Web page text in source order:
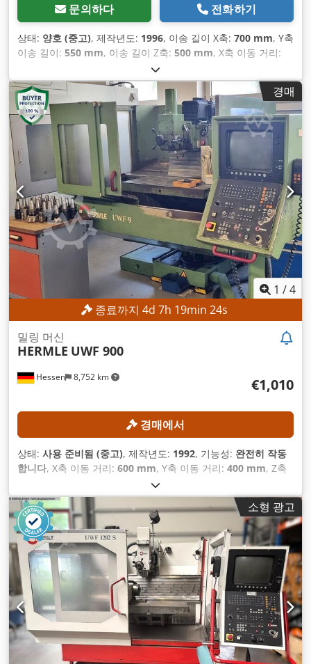
문의하다 전화하기
상태: 양호 (중고), 제작년도: 1996, 이송 길이 X축: 700 mm, Y축
이송 길이: 550 mm, 이송 길이 Z축: 500 mm, X축 이동 거리:
550 mm
축 이송 속도:10,000 m/분, Y축 이송 속도:10,000 m/분, Z축
이송 속도:
10,000 m/분 , 스핀들 속도 (최대):4,500 rpm, 스핀
들 속도(최소):
25 rpm , X축 급이송:10,000 m/분
, Y축 급이송:
10,000 m/분, Z축 급속 이송: 10,000 m/분, 장착 직경:40 mm
테이블 길이: 1,000 mm , 테이블 폭:500 mm , 총중량:3,500
kg
경매
1 /4
종료까지 4d 7h 19min 23s
Hessen 8,752 km
밀링 머신
HERMLE UWF 900
€1,010
경매에서
상태: 사용 준비됨 (중고), 제작년도: 1992, 기능성: 완전히 작동
합니다, X축 이동 거리: 600 mm, Y축 이동 거리: 400 mm, Z축
, 스핀들 속도 (최대):
모델:Heidenhain 407,
소형 광고